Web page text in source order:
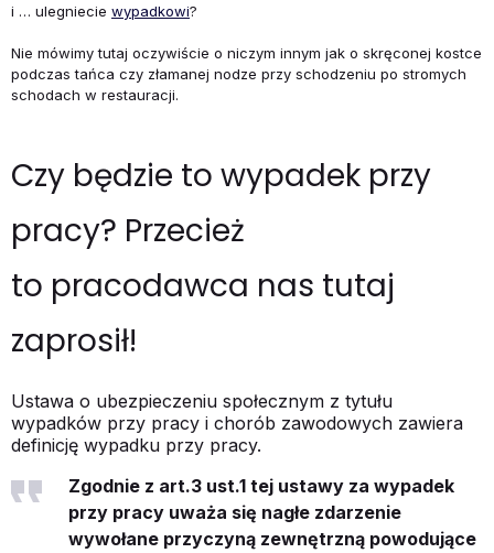
i … ulegniecie wypadkowi?
Nie mówimy tutaj oczywiście o niczym innym jak o skręconej kostce
podczas tańca czy złamanej nodze przy schodzeniu po stromych
schodach w restauracji.
Czy będzie to wypadek przy
pracy? Przecież
to pracodawca nas tutaj
zaprosił!
Ustawa o ubezpieczeniu społecznym z tytułu
wypadków przy pracy i chorób zawodowych zawiera
definicję wypadku przy pracy.
Zgodnie z art.3 ust.1 tej ustawy za wypadek
przy pracy uważa się nagłe zdarzenie
wywołane przyczyną zewnętrzną powodujące